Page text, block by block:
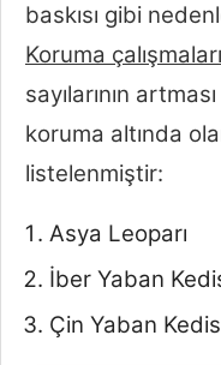
baskısı gibi
Koruma çalışmaları
sayılarının
koruma altında
listelenmiştir:
Asya Leoparı
İber Yaban
Çin Yaban